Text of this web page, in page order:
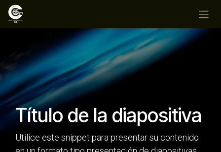
Ir al contenido
Título de la diapositiva
Utilice este snippet para presentar su contenido